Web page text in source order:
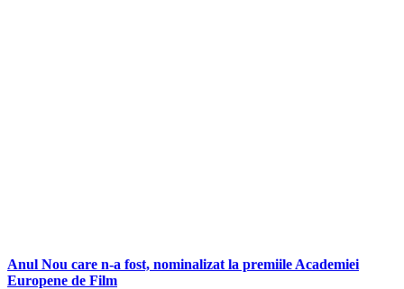
Anul Nou care n-a fost, nominalizat la premiile Academiei
Europene de Film